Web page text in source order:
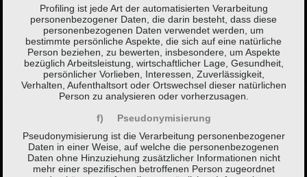
Profiling ist jede Art der automatisierten Verarbeitung
personenbezogener Daten, die darin besteht, dass diese
personenbezogenen Daten verwendet werden, um
bestimmte persönliche Aspekte, die sich auf eine natürliche
Person beziehen, zu bewerten, insbesondere, um Aspekte
bezüglich Arbeitsleistung, wirtschaftlicher Lage, Gesundheit,
persönlicher Vorlieben, Interessen, Zuverlässigkeit,
Verhalten, Aufenthaltsort oder Ortswechsel dieser natürlichen
Person zu analysieren oder vorherzusagen.
f) Pseudonymisierung
Pseudonymisierung ist die Verarbeitung personenbezogener
Daten in einer Weise, auf welche die personenbezogenen
Daten ohne Hinzuziehung zusätzlicher Informationen nicht
mehr einer spezifischen betroffenen Person zugeordnet